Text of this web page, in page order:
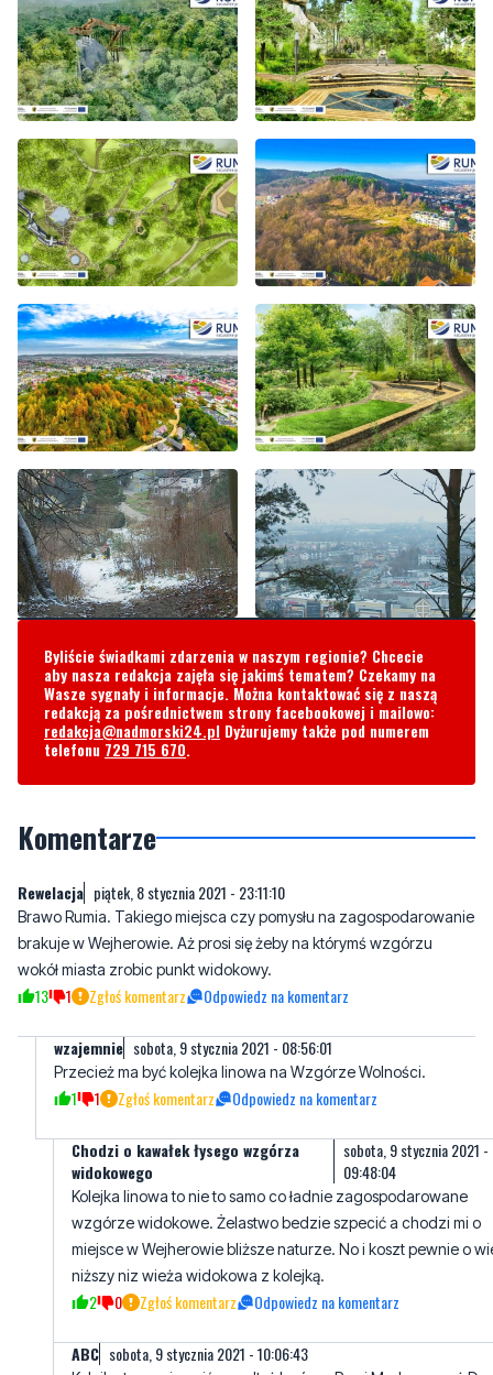
Byliście świadkami zdarzenia w naszym regionie? Chcecie
aby nasza redakcja zajęła się jakimś tematem? Czekamy na
Wasze sygnały i informacje. Można kontaktować się z naszą
redakcja@nadmorski24.plDyżurujemy także pod numerem
telefonu729 715 670.
Komentarze
Brawo Rumia. Takiego miejsca czy pomysłu na zagospodarowanie
wokół miasta zrobic punkt widokowy.
13 1 Zgłoś komentarz Odpowiedz na komentarz
wzajemnie sobota, 9 stycznia 2021 - 08:56:01
Przecież ma być kolejka linowa na Wzgórze Wolności.
Chodzi o kawałek łysego wzgórza
widokowego
sobota, 9 stycznia 2021 -
09:48:04
wzgórze widokowe. Żelastwo bedzie szpecić a chodzi mi o
miejsce w Wejherowie bliższe naturze. No i koszt pewnie o
niższy niz wieża widokowa z kolejką.
2 0 Zgłoś komentarz Odpowiedz na komentarz
ABC sobota, 9 stycznia 2021 - 10:06:43
Kolejka to powinna iśc wzdłuż lasów z Rumi Markowca aż Do
5 1 Zgłoś komentarz Odpowiedz na komentarz